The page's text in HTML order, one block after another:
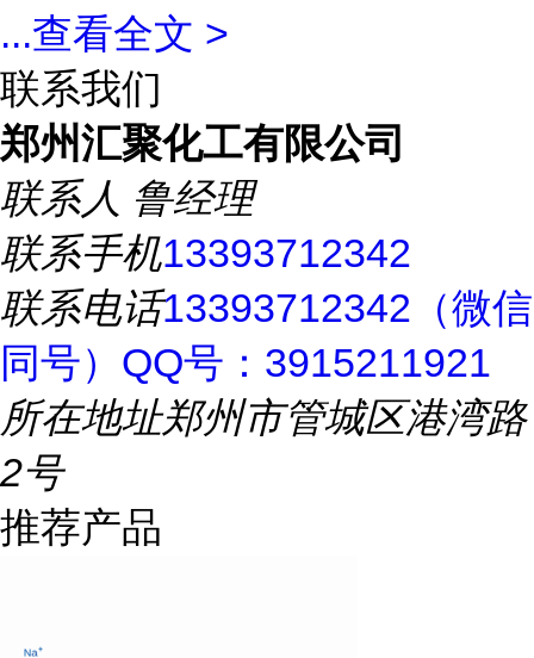
...查看全文 >
联系我们
郑州汇聚化工有限公司
联系人 鲁经理
联系手机13393712342
联系电话13393712342（微信
同号）QQ号：3915211921
所在地址郑州市管城区港湾路
2号
推荐产品